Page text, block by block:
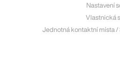
Nastavení
Vlastnická
Jednotná kontaktní místa /